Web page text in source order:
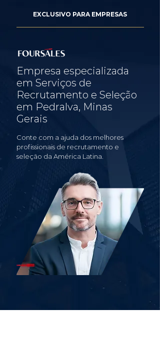
EXCLUSIVO PARA EMPRESAS
Empresa especializada
em Serviços de
Recrutamento e Seleção
em Pedralva, Minas
Gerais
Conte com a ajuda dos melhores
profissionais de recrutamento e
seleção da América Latina.